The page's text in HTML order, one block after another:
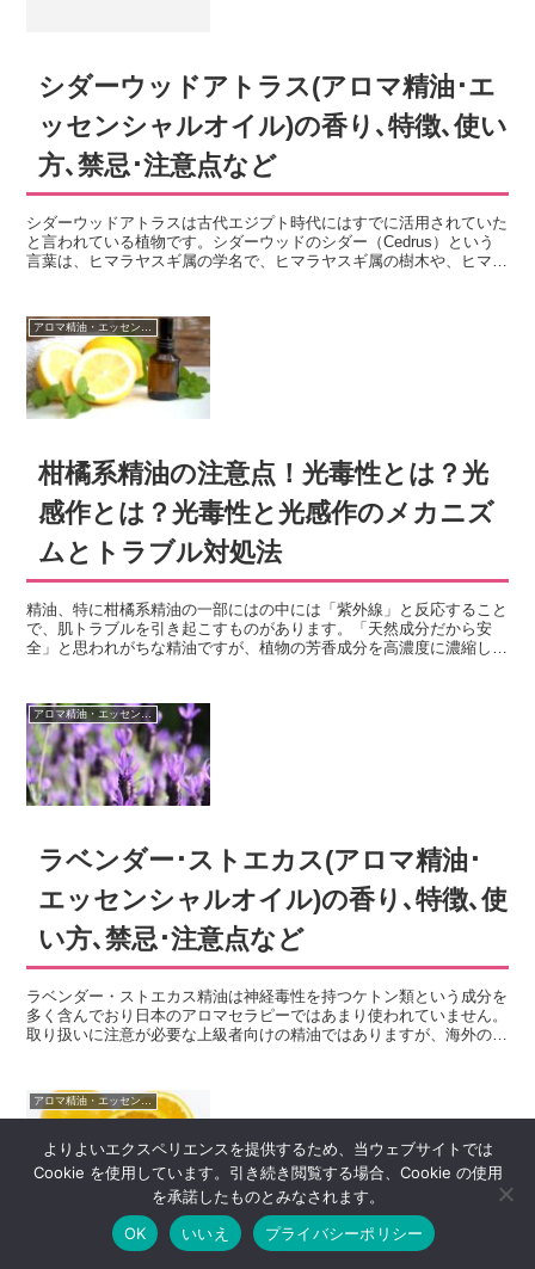
シダーウッドアトラス(アロマ精油･エ
ッセンシャルオイル)の香り､特徴､使い
方､禁忌･注意点など
シダーウッドアトラスは古代エジプト時代にはすでに活用されていた
と言われている植物です。シダーウッドのシダー（Cedrus）という
言葉は、ヒマラヤスギ属の学名で、ヒマラヤスギ属の樹木や、ヒマラ
ラスの精油の香りや特徴、作用、使い方・活用法やブレンドレシピ、
使用する時の注意点・禁忌などを紹介します。
アロマ精油・エッセンシャルオイル
柑橘系精油の注意点！光毒性とは？光
感作とは？光毒性と光感作のメカニズ
ムとトラブル対処法
精油、特に柑橘系精油の一部にはの中には「紫外線」と反応すること
で、肌トラブルを引き起こすものがあります。「天然成分だから安
全」と思われがちな精油ですが、植物の芳香成分を高濃度に濃縮した
組みや症状の現れ方が異なります。精油による光毒性・光感作の違
い、原因となる成分、注意が必要な精油、安全な使い方について詳し
く解説します。
アロマ精油・エッセンシャルオイル
ラベンダー･ストエカス(アロマ精油･
エッセンシャルオイル)の香り､特徴､使
い方､禁忌･注意点など
ラベンダー・ストエカス精油は神経毒性を持つケトン類という成分を
多く含んでおり日本のアロマセラピーではあまり使われていません。
取り扱いに注意が必要な上級者向けの精油ではありますが、海外のア
か？ラベンダー・ストエカスの精油の香りや特徴、使い方・活用法
や、使用する時の注意点などについて紹介します。
アロマ精油・エッセンシャルオイル
オレンジスイート(アロマ精油･エッセ
ホーム 検索 トップ
よりよいエクスペリエンスを提供するため、当ウェブサイトでは
Cookie を使用しています。引き続き閲覧する場合、Cookie の使用
を承諾したものとみなされます。
OK
いいえ プライバシーポリシー